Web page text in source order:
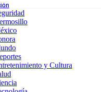
y Cultura